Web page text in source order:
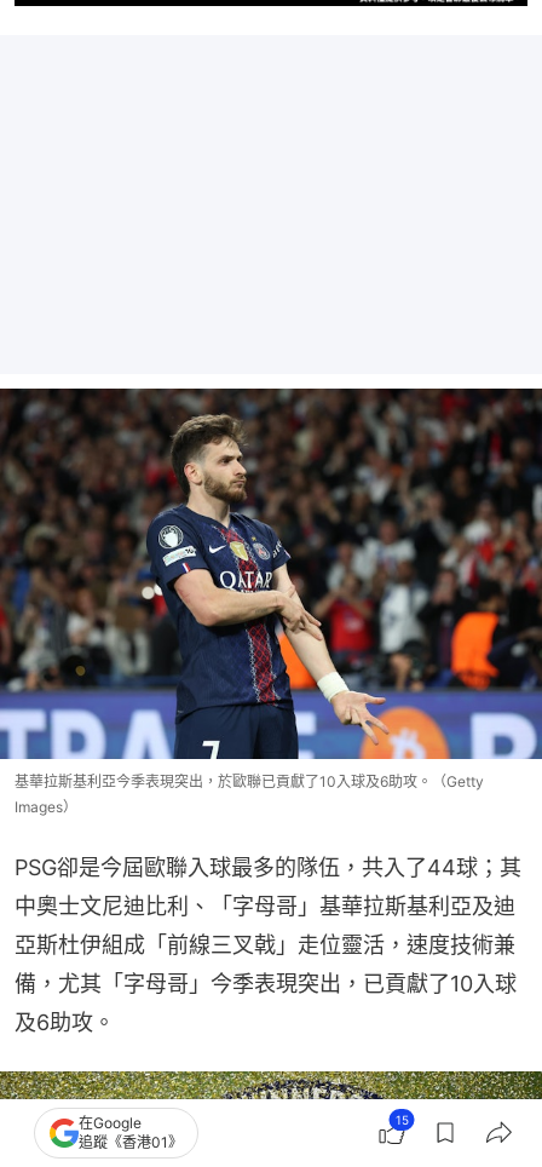
基華拉斯基利亞今季表現突出，於歐聯已貢獻了10入球及6助攻。（Getty
Images）
PSG卻是今屆歐聯入球最多的隊伍，共入了44球；其
中奧士文尼迪比利、「字母哥」基華拉斯基利亞及迪
亞斯杜伊組成「前線三叉戟」走位靈活，速度技術兼
備，尤其「字母哥」今季表現突出，已貢獻了10入球
及6助攻。
在Google
追蹤《香港01》
15